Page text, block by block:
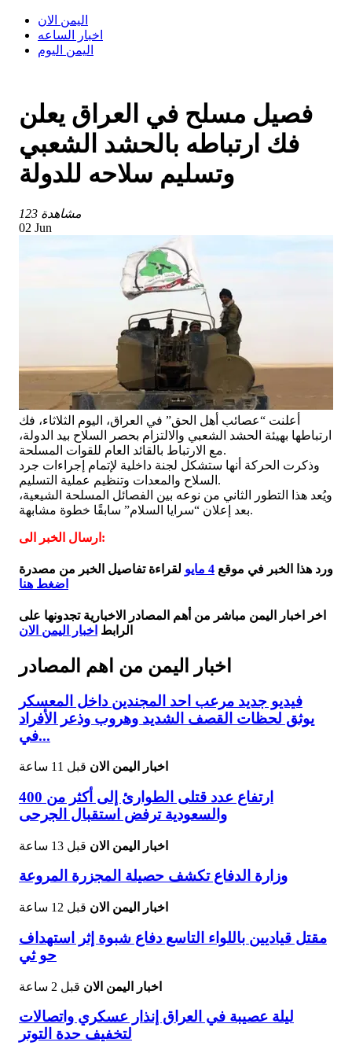
اليمن الان
اخبار الساعه
اليمن اليوم
فصيل مسلح في العراق يعلن
فك ارتباطه بالحشد الشعبي
وتسليم سلاحه للدولة
123 مشاهدة
02 Jun
أعلنت “عصائب أهل الحق” في العراق، اليوم الثلاثاء، فك
ارتباطها بهيئة الحشد الشعبي والالتزام بحصر السلاح بيد الدولة،
مع الارتباط بالقائد العام للقوات المسلحة.
وذكرت الحركة أنها ستشكل لجنة داخلية لإتمام إجراءات جرد
السلاح والمعدات وتنظيم عملية التسليم.
ويُعد هذا التطور الثاني من نوعه بين الفصائل المسلحة الشيعية،
بعد إعلان “سرايا السلام” سابقًا خطوة مشابهة.
ارسال الخبر الى:
ورد هذا الخبر في موقع 4 مايو
لقراءة تفاصيل الخبر من مصدرة
اضغط هنا
اخر اخبار اليمن مباشر من أهم المصادر الاخبارية تجدونها على
الرابط اخبار اليمن الان
اخبار اليمن من اهم المصادر
فيديو جديد مرعب احد المجندين داخل المعسكر
يوثق لحظات القصف الشديد وهروب وذعر الأفراد
في...
اخبار اليمن الان قبل 11 ساعة
ارتفاع عدد قتلى الطوارئ إلى أكثر من 400
والسعودية ترفض استقبال الجرحى
اخبار اليمن الان قبل 13 ساعة
وزارة الدفاع تكشف حصيلة المجزرة المروعة
اخبار اليمن الان قبل 12 ساعة
مقتل قياديين باللواء التاسع دفاع شبوة إثر استهداف
حو ثي
اخبار اليمن الان قبل 2 ساعة
ليلة عصيبة في العراق إنذار عسكري واتصالات
لتخفيف حدة التوتر